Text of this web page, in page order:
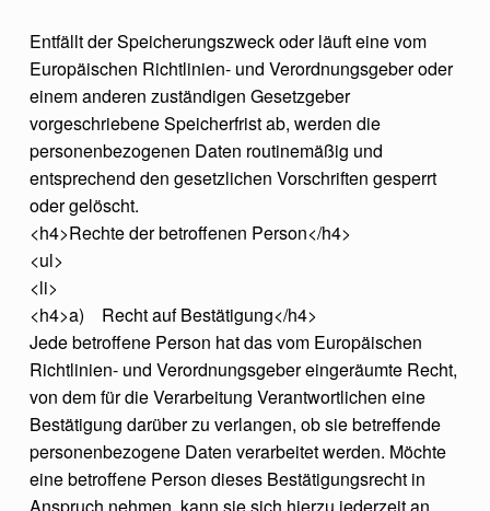
Entfällt der Speicherungszweck oder läuft eine vom
Europäischen Richtlinien- und Verordnungsgeber oder
einem anderen zuständigen Gesetzgeber
vorgeschriebene Speicherfrist ab, werden die
personenbezogenen Daten routinemäßig und
entsprechend den gesetzlichen Vorschriften gesperrt
oder gelöscht.
<h4>Rechte der betroffenen Person</h4>
<ul>
<li>
<h4>a) Recht auf Bestätigung</h4>
Jede betroffene Person hat das vom Europäischen
Richtlinien- und Verordnungsgeber eingeräumte Recht,
von dem für die Verarbeitung Verantwortlichen eine
Bestätigung darüber zu verlangen, ob sie betreffende
personenbezogene Daten verarbeitet werden. Möchte
eine betroffene Person dieses Bestätigungsrecht in